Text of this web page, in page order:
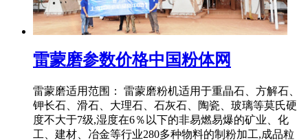
雷蒙磨参数价格中国粉体网
雷蒙磨适用范围： 雷蒙磨粉机适用于重晶石、方解石、
钾长石、滑石、大理石、石灰石、陶瓷、玻璃等莫氏硬
度不大于7级,湿度在6％以下的非易燃易爆的矿业、化
工、建材、冶金等行业280多种物料的制粉加工,成品粒